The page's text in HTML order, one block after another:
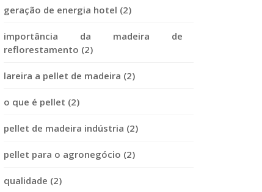
geração de energia hotel (2)
importância da madeira de
reflorestamento (2)
lareira a pellet de madeira (2)
o que é pellet (2)
pellet de madeira indústria (2)
pellet para o agronegócio (2)
qualidade (2)